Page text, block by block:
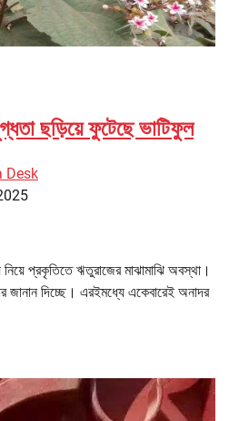
ছড়িয়ে ফুটেছে ভাটিফুল
Desk
প্রকৃতিতে ঋতুরাজের মাঝামাঝি অবস্থা।
জানান দিচ্ছে। এরইমধ্যে একেবারেই অনাদর